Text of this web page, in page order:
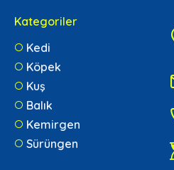
Kategoriler
Kedi
Köpek
Kuş
Balık
Kemirgen
Sürüngen